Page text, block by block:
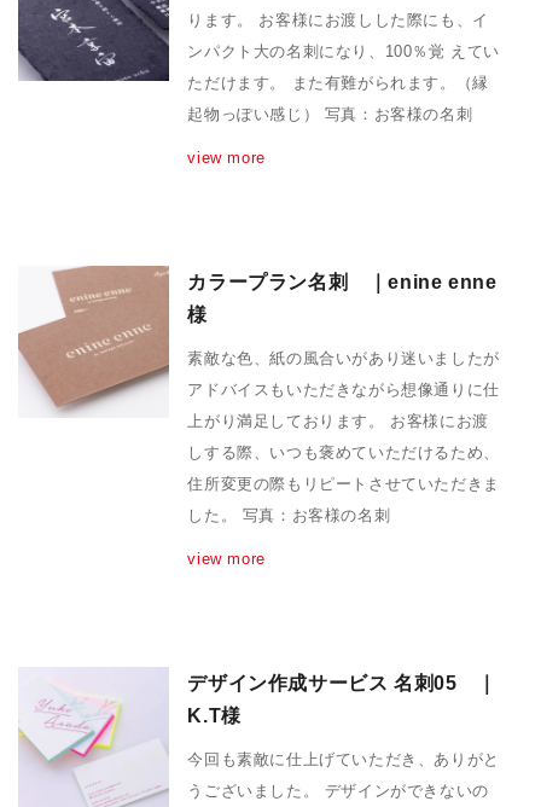
ります。 お客様にお渡しした際にも、イ
ンパクト大の名刺になり、100％覚 えてい
ただけます。 また有難がられます。（縁
起物っぽい感じ） 写真：お客様の名刺
view more
カラープラン名刺 ｜enine enne
様
素敵な色、紙の風合いがあり迷いましたが
アドバイスもいただきながら想像通りに仕
上がり満足しております。 お客様にお渡
しする際、いつも褒めていただけるため、
住所変更の際もリピートさせていただきま
した。 写真：お客様の名刺
view more
デザイン作成サービス 名刺05 ｜
K.T様
今回も素敵に仕上げていただき、ありがと
うございました。 デザインができないの